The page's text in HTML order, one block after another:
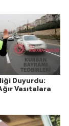
Duyurdu:
Vasıtalara